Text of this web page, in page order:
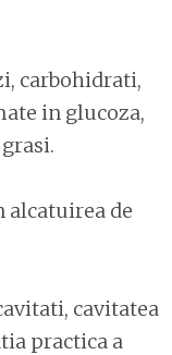
carbohidrati,
in glucoza,
alcatuirea de
cavitatea
practica a